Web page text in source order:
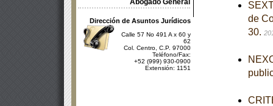
Abogado General
Dirección de Asuntos Jurídicos
Calle 57 No 491 A x 60 y
62
Col. Centro, C.P. 97000
Teléfono/Fax:
+52 (999) 930-0900
Extensión: 1151
de
30.